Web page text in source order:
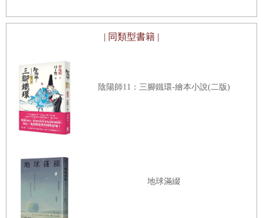
關係。反正馬上就到天鵝站了。我真的很喜歡看天鵝。就算
天鵝飛到河流的遠處，我肯定也看得見。」之後康帕內拉把
變成圓板狀的地圖轉來轉去一直打量。在那地圖中，沿著白
色的天河左岸的確有一條鐵軌不斷往南延伸。而那個地圖最
了不起的地方，就是漆黑如夜的圓盤上，每個車站及三角
標、泉水，與森林，都分別鑲嵌了藍色、橘色與綠色的美麗
光芒。喬凡尼覺得好像在哪看過那個地圖。
問。
「我在銀河車站拿到的。你沒有嗎？」
「噢，我大概是錯過了銀河站吧。我們現在的位置，是這裡
| 同類型書籍 |
陰陽師11：三腳鐵環-繪本小說(二版)
地球滿綴